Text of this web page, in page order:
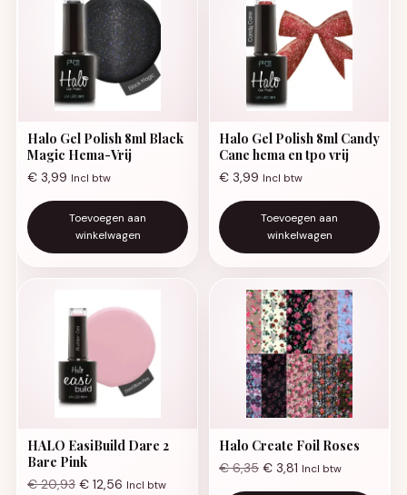
Halo Gel Polish 8ml Black
Magic Hema-Vrij
€ 3,99 Incl btw
Toevoegen aan
winkelwagen
Halo Gel Polish 8ml Candy
Cane hema en tpo vrij
€ 3,99 Incl btw
Toevoegen aan
winkelwagen
HALO EasiBuild Dare 2
Bare Pink
€20,93 € 12,56 Incl btw
Halo Create Foil Roses
€6,35 € 3,81 Incl btw